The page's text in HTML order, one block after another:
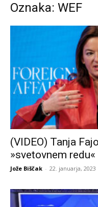
Oznaka: WEF
(VIDEO) Tanja
»svetovnem
Jože Biščak - 22. januarja, 2023